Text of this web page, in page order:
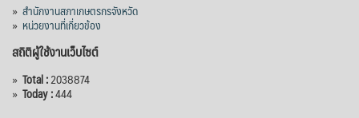
» สำนักงานสภาเกษตรกรจังหวัด
» หน่วยงานที่เกี่ยวข้อง
สถิติผู้ใช้งานเว็บไซต์
» Total :2038874
» Today :444